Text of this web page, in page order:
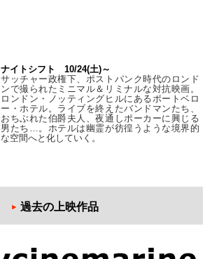
ナイトシフト 10/24(土)～
サッチャー政権下、ポストパンク時代のロンド
ンで撮られたミニマル＆リミナルな対抗映画。
ロンドン・ノッティングヒルにあるポートベロ
ー・ホテル。ライブを終えたバンドマンたち、
おちぶれた伯爵夫人、夜通しポーカーに興じる
男たち…。ホテルは幽霊が彷徨うような境界的
な空間へと化していく。
過去の上映作品